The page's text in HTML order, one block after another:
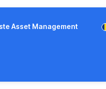
Asset Management